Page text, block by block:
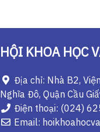
HỘI KHOA HỌC
Địa chỉ: Nhà B2,
Nghĩa Đô, Quận Cầu
Điện thoại: (024)
Email: